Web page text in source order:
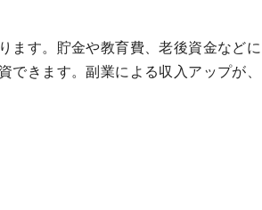
ます。貯金や教育費、老後資金などに
きます。副業による収入アップが、